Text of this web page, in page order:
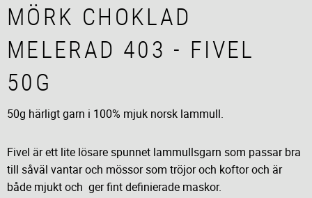
MÖRK CHOKLAD
MELERAD 403 - FIVEL
50G
50g härligt garn i 100% mjuk norsk lammull.
Fivel är ett lite lösare spunnet lammullsgarn som passar bra
till såväl vantar och mössor som tröjor och koftor och är
både mjukt och ger fint definierade maskor.